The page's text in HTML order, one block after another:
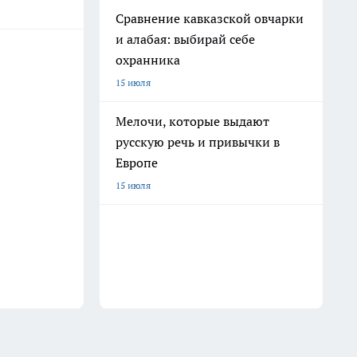
Сравнение кавказской овчарки
и алабая: выбирай себе
охранника
15 июля
Мелочи, которые выдают
русскую речь и привычки в
Европе
15 июля